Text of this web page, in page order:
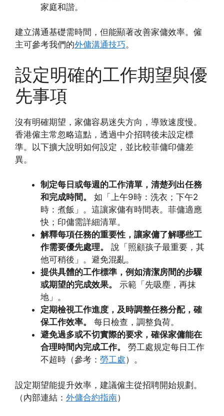
家庭和諧。
建立溝通基礎需時間，但能顯著改善家傭效率。僱
主可參考我們的外傭溝通技巧。
設定明確的工作期望與優
先事項
沒有明確期望，家傭容易迷失方向，導致速度慢。
香港僱主常忽略這點，透過中介招聘後未設定標
準。以下擴大說明如何設定，並比較菲傭印傭差
異。
制定每日或每週的工作清單，清楚列出任務
和完成時間。
如「上午9時：洗衣；下午2
時：煮飯」。這讓家傭有時間表。菲傭適應
快；印傭需詳細清單。
解釋每項任務的重要性，讓家傭了解哪些工
作需要優先處理。
說「照顧孩子最重要，其
他可稍後」。避免混亂。
提供具體的工作標準，例如清潔房間的步驟
或期望的完成效果。
示範「先吸塵，再抹
地」。
定期檢視工作進度，及時調整任務分配，確
保工作效率。
每日檢查，調整負荷。
避免過多或不切實際的要求，確保家傭能在
合理時間內完成工作。
勞工處規定每日工作
不超時（參考： 勞工處）。
設定期望能提升效率，建議僱主從招聘開始規劃。
（內部連結： 外傭合約指南）